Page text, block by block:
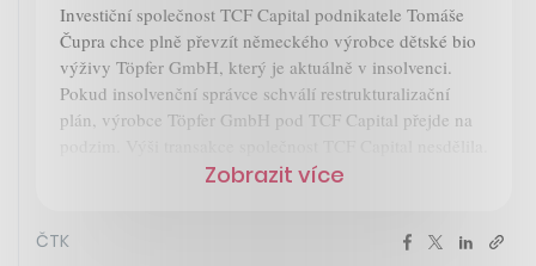
Investiční společnost TCF Capital podnikatele Tomáše
Čupra chce plně převzít německého výrobce dětské bio
výživy Töpfer GmbH, který je aktuálně v insolvenci.
Pokud insolvenční správce schválí restrukturalizační
plán, výrobce Töpfer GmbH pod TCF Capital přejde na
Zobrazit více
ČTK